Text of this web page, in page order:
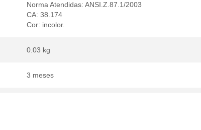
Norma Atendidas: ANSI.Z.87.1/2003
CA: 38.174
Cor: incolor.
0.03 kg
3 meses